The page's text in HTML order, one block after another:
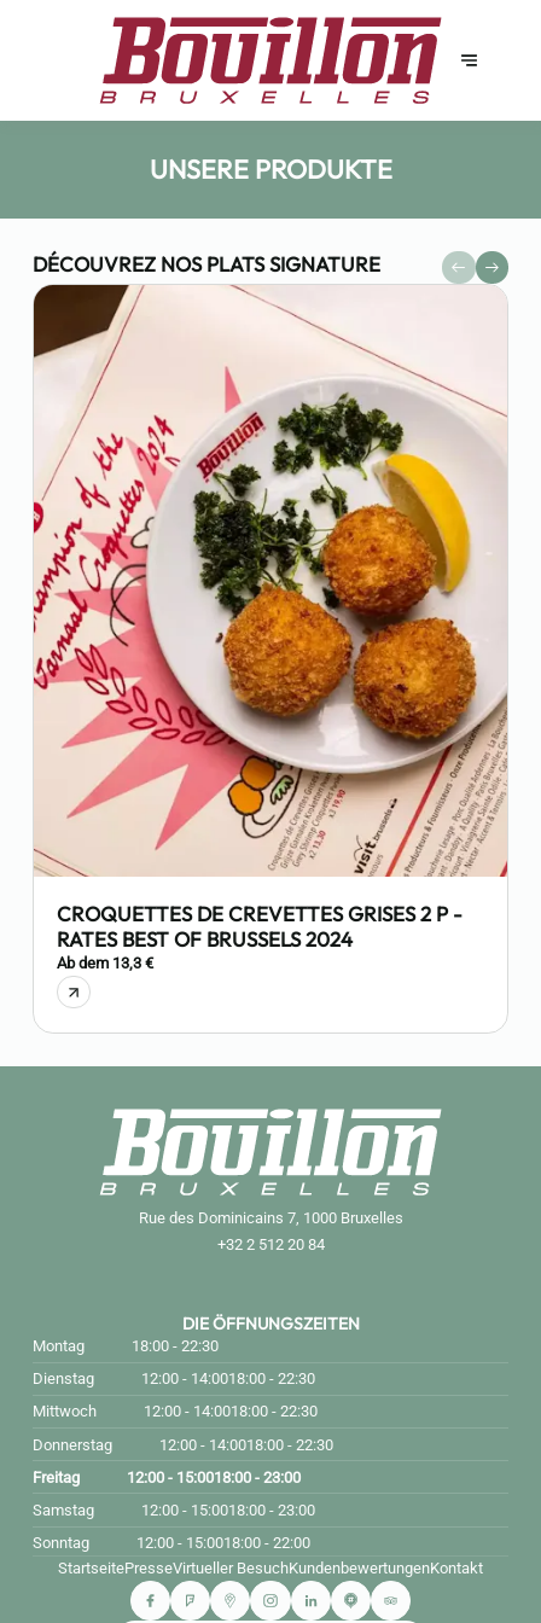
UNSERE PRODUKTE
DÉCOUVREZ NOS PLATS SIGNATURE
CROQUETTES DE CREVETTES GRISES 2 P -
RATES BEST OF BRUSSELS 2024
Ab dem 13,3 €
Rue des Dominicains 7, 1000 Bruxelles
+32 2 512 20 84
DIE ÖFFNUNGSZEITEN
Montag
18:00 - 22:30
Dienstag
12:00 - 14:0018:00 - 22:30
Mittwoch
12:00 - 14:0018:00 - 22:30
Donnerstag
12:00 - 14:0018:00 - 22:30
Freitag
12:00 - 15:0018:00 - 23:00
Samstag
12:00 - 15:0018:00 - 23:00
Sonntag
12:00 - 15:0018:00 - 22:00
StartseitePresseVirtueller BesuchKundenbewertungenKontakt